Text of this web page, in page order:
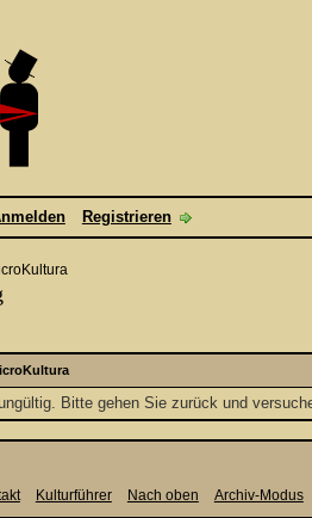
Registrieren
Bitte gehen Sie zurück und
Kulturführer Nach oben Archiv-Modus